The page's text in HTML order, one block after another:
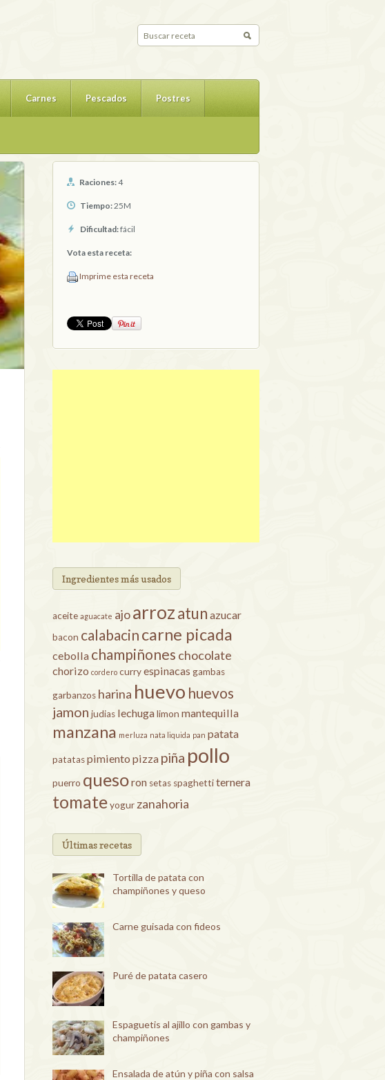
Carnes Pescados Postres
Raciones:4
Tiempo:25M
Dificultad:fácil
Vota esta receta:
Imprime esta receta
Ingredientes más usados
aceite aguacate ajoarrozatun azucar
bacon calabacin carne picada
cebolla champiñones chocolate
chorizo cordero curryespinacas gambas
garbanzos harina huevo huevos
jamon judias lechugalimon mantequilla
manzana merluza nata liquida pan patata
patataspimiento pizza piña pollo
puerro quesoron setas spaghettiternera
tomateyogur zanahoria
Últimas recetas
Tortilla de patata con
champiñones y queso
Carne guisada con fideos
Puré de patata casero
Espaguetis al ajillo con gambas y
champiñones
Ensalada de atún y piña con salsa